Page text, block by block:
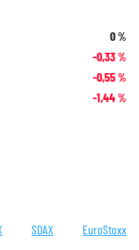
0%
-0,33%
-0,55%
-1,44%
SDAX EuroStoxx